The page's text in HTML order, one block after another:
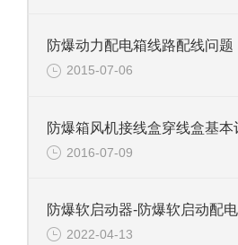
防爆动力配电箱线路配线问题
2015-07-06
2016-07-09
2022-04-13